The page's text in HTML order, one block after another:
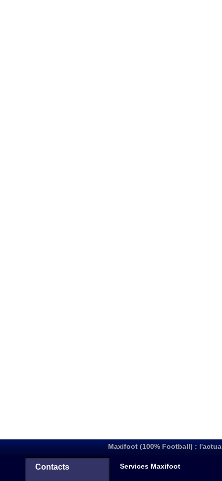
Maxifoot (100% Football) :
Contacts Services Maxifoot